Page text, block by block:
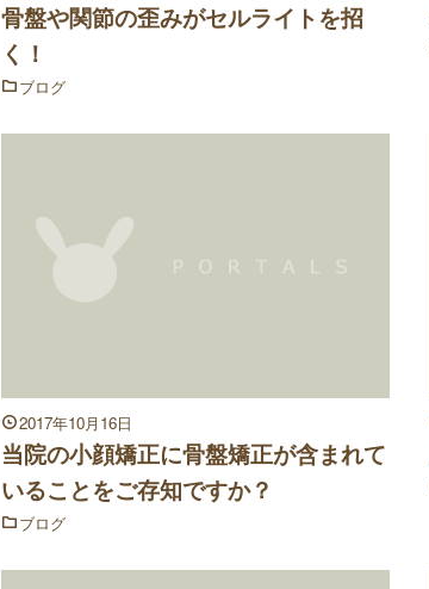
骨盤や関節の歪みがセルライトを招
く！
ブログ
2017年10月16日
当院の小顔矯正に骨盤矯正が含まれて
いることをご存知ですか？
ブログ